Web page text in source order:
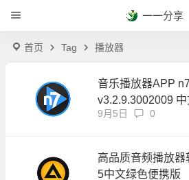
一一分享
首页 Tag 播放器
音乐播放器APP n7player Music Player
v3.2.9.3002009
9月5日 0
高品质音频播放
5中文绿色便携版